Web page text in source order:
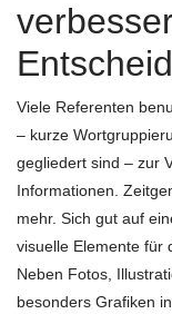
Viele Referenten
– kurze
gegliedert sind – zur
Informationen.
mehr. Sich gut auf
visuelle Elemente für
Neben Fotos,
besonders Grafiken